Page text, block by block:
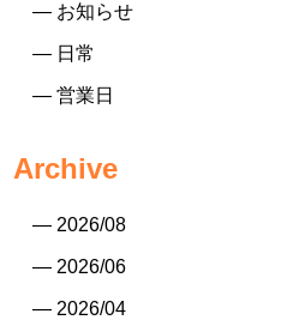
— お知らせ
— 日常
— 営業日
Archive
— 2026/08
— 2026/06
— 2026/04